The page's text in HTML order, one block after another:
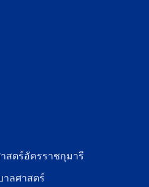
สตร์อัครราชกุมารี
ลศาสตร์